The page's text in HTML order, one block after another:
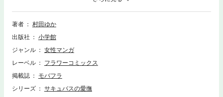
でエロチックな、恋と欲望の連作集！・「サキュバスの愛撫」…片想いの
彼をふりむかせるためにきれいになりたい―。男たちと寝てその精をサキ
ュバスに捧げれば願いが叶うと言われた地味子の真白は…。「あなたに捧
て欲しいのは彼じゃなくて、自分自身だという真優。どんな彼でも受け入
れられるように、なんの隠し事もない、裸の姿をみせられるように…。・
になること。そのために毎晩サキュバスに愛撫されるうち、美愛の体も心
も変わってきて…。・「翼を脱いだ天使の誘惑」…見知らぬ男に犯された
辛い過去を持つミキ。優しい彼氏ができたけれど、どうしても男性に触れ
ることができない…。サキュバスはそんなミキに「セックスできる体にし
著者
村田ゆか
出版社
小学館
ジャンル
女性マンガ
レーベル
フラワーコミックス
掲載誌
モバフラ
シリーズ
サキュバスの愛撫